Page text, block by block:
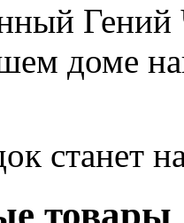
Гений
доме
станет
товары